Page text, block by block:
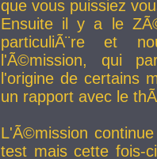
que vous puissiez
Ensuite il y a le
particuliÃ¨re et
l'Ã©mission, qui
l'origine de certains
un rapport avec le
L'Ã©mission
test mais cette fois-